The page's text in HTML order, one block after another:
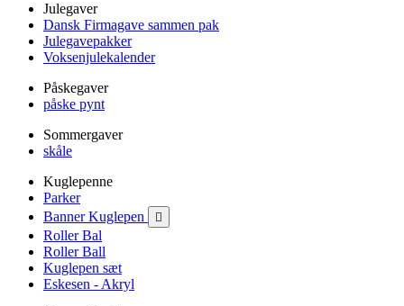
Julegaver
Dansk Firmagave sammen pak
Julegavepakker
Voksenjulekalender
Påskegaver
påske pynt
Sommergaver
skåle
Kuglepenne
Parker
Banner Kuglepen

Roller Bal
Roller Ball
Kuglepen sæt
Eskesen - Akryl